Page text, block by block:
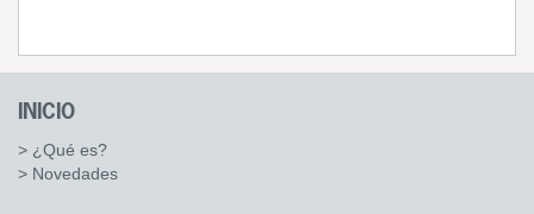
INICIO
> ¿Qué es?
> Novedades